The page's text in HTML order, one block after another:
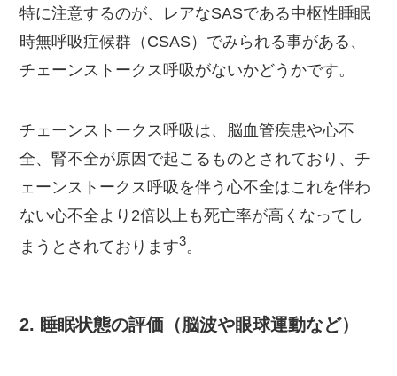
特に注意するのが、レアなSASである中枢性睡眠
時無呼吸症候群（CSAS）でみられる事がある、
チェーンストークス呼吸がないかどうかです。
チェーンストークス呼吸は、脳血管疾患や心不
全、腎不全が原因で起こるものとされており、チ
ェーンストークス呼吸を伴う心不全はこれを伴わ
ない心不全より2倍以上も死亡率が高くなってし
まうとされております​3​。
2. 睡眠状態の評価（脳波や眼球運動など）